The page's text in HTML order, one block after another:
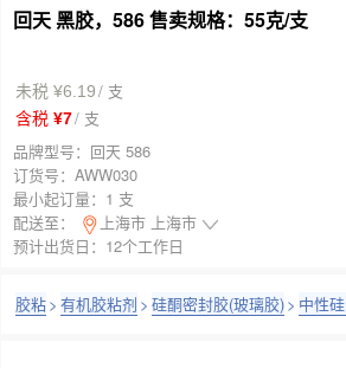
回天 黑胶，586 售卖规格：55克/支
未税 ¥6.19/ 支
含税 ¥7/ 支
品牌型号： 回天 586
订货号： AWW030
最小起订量： 1 支
配送至：
上海市 上海市
预计出货日：12个工作日
胶粘> 有机胶粘剂 > 硅酮密封胶(玻璃胶)> 中性硅酮密封胶